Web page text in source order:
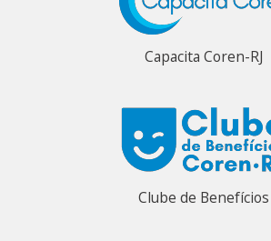
Capacita Coren-RJ
Clube de Benefícios